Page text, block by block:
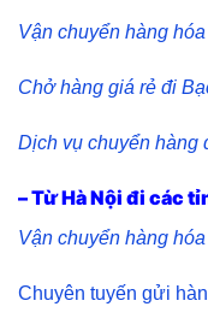
Vận chuyển hàng
Chở hàng giá rẻ đi
Dịch vụ chuyển hàng
– Từ Hà Nội đi các
Vận chuyển hàng
Chuyên tuyến gửi